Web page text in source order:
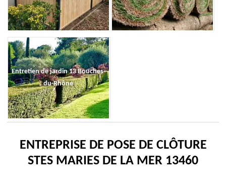
Entretien de jardin 13 Bouches-
du-Rhône
ENTREPRISE DE POSE DE CLÔTURE
STES MARIES DE LA MER 13460